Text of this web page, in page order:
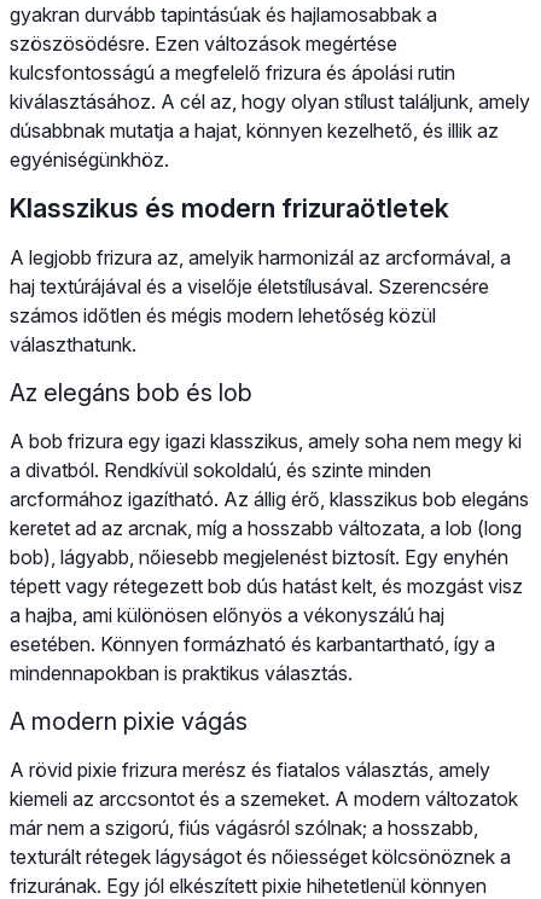
gyakran durvább tapintásúak és hajlamosabbak a
szöszösödésre. Ezen változások megértése
kulcsfontosságú a megfelelő frizura és ápolási rutin
kiválasztásához. A cél az, hogy olyan stílust találjunk, amely
dúsabbnak mutatja a hajat, könnyen kezelhető, és illik az
egyéniségünkhöz.
Klasszikus és modern frizuraötletek
A legjobb frizura az, amelyik harmonizál az arcformával, a
haj textúrájával és a viselője életstílusával. Szerencsére
számos időtlen és mégis modern lehetőség közül
választhatunk.
Az elegáns bob és lob
A bob frizura egy igazi klasszikus, amely soha nem megy ki
a divatból. Rendkívül sokoldalú, és szinte minden
arcformához igazítható. Az állig érő, klasszikus bob elegáns
keretet ad az arcnak, míg a hosszabb változata, a lob (long
bob), lágyabb, nőiesebb megjelenést biztosít. Egy enyhén
tépett vagy rétegezett bob dús hatást kelt, és mozgást visz
a hajba, ami különösen előnyös a vékonyszálú haj
esetében. Könnyen formázható és karbantartható, így a
mindennapokban is praktikus választás.
A modern pixie vágás
A rövid pixie frizura merész és fiatalos választás, amely
kiemeli az arccsontot és a szemeket. A modern változatok
már nem a szigorú, fiús vágásról szólnak; a hosszabb,
texturált rétegek lágyságot és nőiességet kölcsönöznek a
frizurának. Egy jól elkészített pixie hihetetlenül könnyen